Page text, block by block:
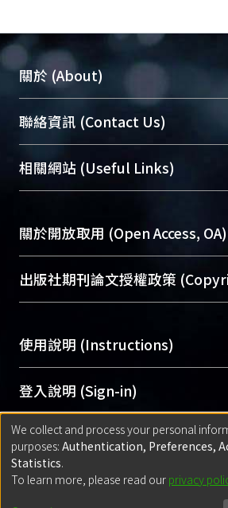
關於 (About)
臺大位居世界頂尖大學之列，為
展現本校豐碩的研究成果及學術
機構典藏（NTUR）與學術庫（
台，成為臺大學術典藏NTU
成果。
To permanently archive and
profiles and scholarly works,
services of “NTU Repository”
聯絡資訊 (Contact Us)
總館學科館員(Main Library)
醫學圖書館學科館員(Medical
Sciences Library)
相關網站 (Useful Links)
關於開放取用 (Open Access, OA)
開放取用是從使用者角度提升資
動，應用在學術研究上是透過將
用逐年攀升。同時可加速研究發
Archive）平台。 （點選深入了解
出版社期刊論文授權政策
含部分內容的版權非匯入者所
助與合作完成，請確認該版權
意提供此授權。
Please represent that the
original work, and that you
grant the rights to upload.
若欲上傳已出版的全文電子檔
policy finder
網站查詢，以確
使用說明 (Instructions)
網站簡介(Quickstart Guide)
使用手冊(Instruction Manual)
線上預約服務(Booking
登入說明 (Sign-in)
方案一：臺灣大學計算機中心
(With C&INC Email Account)
方案二：ORCID帳號登入(With
匯入著作 (Submission)
方案一：定期更新ORCID者，
for identifier (ORCID))
We collect and process your personal
purposes: Authentication, Preferences,
Statistics.
To learn more, please read our privacy